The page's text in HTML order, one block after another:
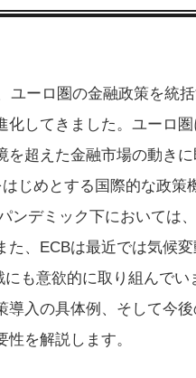
ユーロ圏の金融政策を統
してきました。ユーロ
超えた金融市場の動き
じめとする国際的な政策
ンデミック下においては
、ECBは最近では気候
も意欲的に取り組んで
入の具体例、そして今
を解説します。